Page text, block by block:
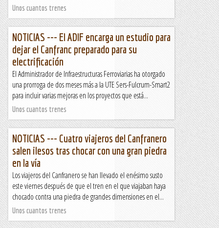
Unos cuantos trenes
NOTICIAS --- El ADIF encarga un estudio para
dejar el Canfranc preparado para su
electrificación
El Administrador de Infraestructuras Ferroviarias ha otorgado
una prorroga de dos meses más a la UTE Sers-Fulcrum-Smart2
para incluir varias mejoras en los proyectos que está...
Unos cuantos trenes
NOTICIAS --- Cuatro viajeros del Canfranero
salen ilesos tras chocar con una gran piedra
en la vía
Los viajeros del Canfranero se han llevado el enésimo susto
este viernes después de que el tren en el que viajaban haya
chocado contra una piedra de grandes dimensiones en el...
Unos cuantos trenes